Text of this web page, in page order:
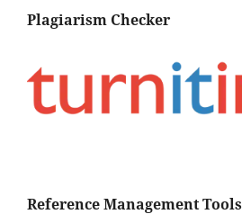
Plagiarism Checker
Reference Management Tools